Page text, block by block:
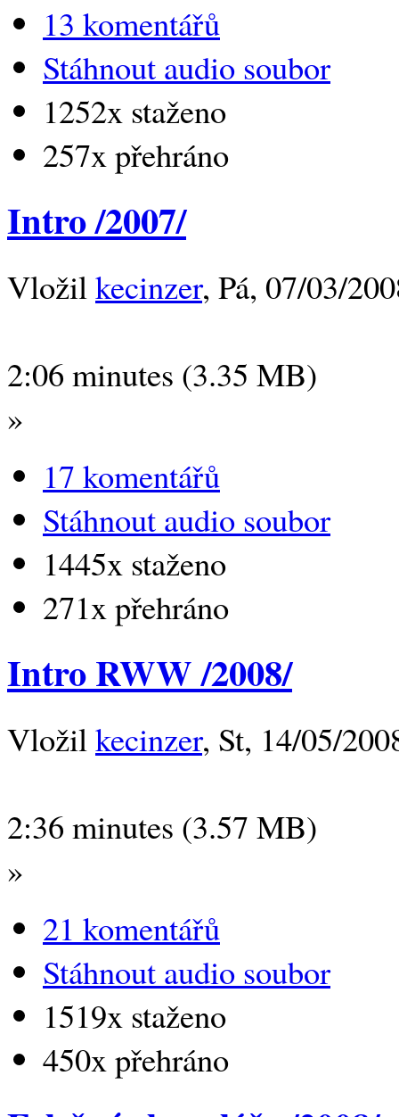
13 komentářů
Stáhnout audio soubor
1252x staženo
257x přehráno
Intro /2007/
Vložilkecinzer, Pá, 07/03/
2:06 minutes (3.35 MB)
»
17 komentářů
Stáhnout audio soubor
1445x staženo
271x přehráno
Intro RWW /2008/
Vložilkecinzer, St, 14/05/
2:36 minutes (3.57 MB)
»
21 komentářů
Stáhnout audio soubor
1519x staženo
450x přehráno